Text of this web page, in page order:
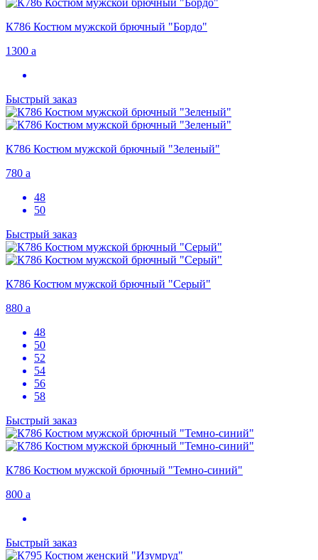
К786 Костюм мужской брючный "Бордо"
1300 a
Быстрый заказ
К786 Костюм мужской брючный "Зеленый"
780 a
48
50
Быстрый заказ
К786 Костюм мужской брючный "Серый"
880 a
48
50
52
54
56
58
Быстрый заказ
К786 Костюм мужской брючный "Темно-синий"
800 a
Быстрый заказ